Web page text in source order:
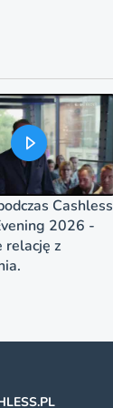
Cashless
2026 -
relację z